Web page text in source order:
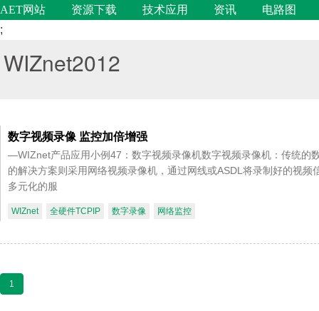
AET网站 资源下载 技术应用 资讯
电路图
;
WIZnet2012
数字视频录像 监控加倍增强
—WIZnet产品应用小例47：数字视频录像机数字视频录像机：传统的
的解决方案则采用网络视频录像机，通过网线或ASDL将录制好的视
多元化的服
WIZnet 全硬件TCPIP 数字录像 网络监控
1